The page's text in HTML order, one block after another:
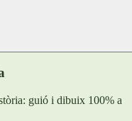
guió i dibuix 100% a